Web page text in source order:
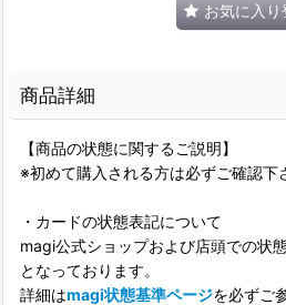
お気に入り
商品詳細
【商品の状態に関するご説明】
※初めて購入される方は必ずご確認下
・カードの状態表記について
magi公式ショップおよび店頭での状
となっております。
詳細はmagi状態基準ページを必ずご